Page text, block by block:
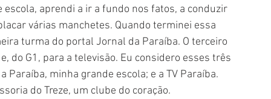
aprendi a ir a fundo nos fatos, a conduzir
várias manchetes. Quando terminei essa
turma do portal Jornal da Paraíba. O terceiro
do G1, para a televisão. Eu considero esses três
minha grande escola; e a TV Paraíba.
do Treze, um clube do coração.